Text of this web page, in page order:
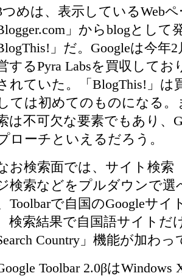
めは、表示しているWeb
Blogger.com」からblogとして
」だ。Googleは今年
するPyra Labsを買収して
れていた。「BlogThis!」は
ては初めてのものになる。
は不可欠な要素でもあり、
ローチといえるだろう。
お検索面では、サイト検索
検索などをプルダウンで
Toolbarで自国のGoogleサ
検索結果で自国語サイトだ
Country」機能が加わ
Toolbar 2.0βはWindows